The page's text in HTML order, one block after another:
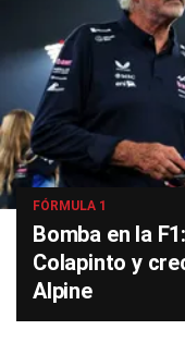
FÓRMULA 1
Bomba en la
Colapinto y
Alpine